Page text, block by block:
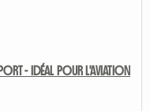
- IDÉAL POUR L'AVIATION